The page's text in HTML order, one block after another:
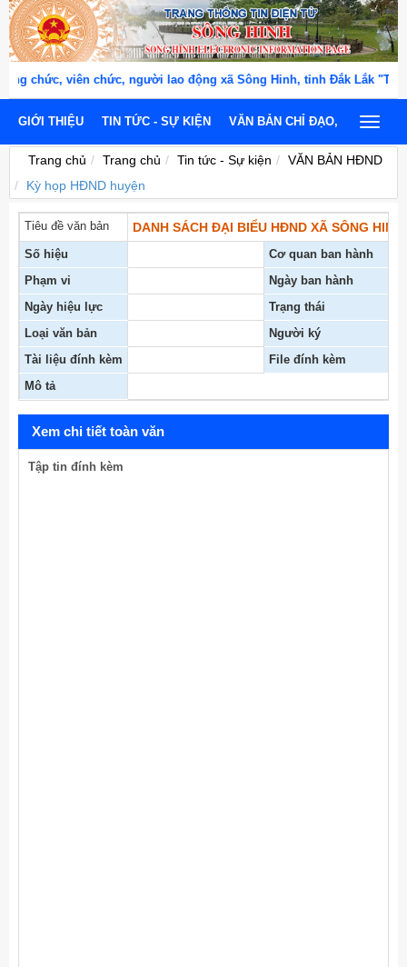
viên chức, người lao động xã Sông Hinh, tỉnh Đắk Lắk "THÂN
GIỚI THIỆU TIN TỨC - SỰ KIỆN VĂN BẢN CHỈ ĐẠO, ĐIỀU HÀNH
Toggle
Trang chủ Trang chủ Tin tức - Sự kiện
VĂN BẢN HĐND
Kỳ họp HĐND huyện
Tiêu đề văn bản DANH SÁCH ĐẠI BIỂU HĐND XÃ SÔNG
Số hiệu
Cơ quan ban hành
Phạm vi
Ngày ban hành
Ngày hiệu lực
Trạng thái
Loại văn bản
Người ký
Tài liệu đính kèm
File đính kèm
Mô tả
Xem chi tiết toàn văn
Tập tin đính kèm